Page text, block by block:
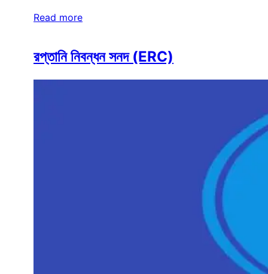
Read more
রপ্তানি নিবন্ধন সনদ (ERC)